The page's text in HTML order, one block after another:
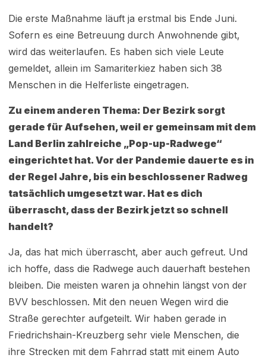
Die erste Maßnahme läuft ja erstmal bis Ende Juni.
Sofern es eine Betreuung durch Anwohnende gibt,
wird das weiterlaufen. Es haben sich viele Leute
gemeldet, allein im Samariterkiez haben sich 38
Menschen in die Helferliste eingetragen.
Zu einem anderen Thema: Der Bezirk sorgt
gerade für Aufsehen, weil er gemeinsam mit dem
Land Berlin zahlreiche „Pop-up-Radwege“
eingerichtet hat. Vor der Pandemie dauerte es in
der Regel Jahre, bis ein beschlossener Radweg
tatsächlich umgesetzt war. Hat es dich
überrascht, dass der Bezirk jetzt so schnell
handelt?
Ja, das hat mich überrascht, aber auch gefreut. Und
ich hoffe, dass die Radwege auch dauerhaft bestehen
bleiben. Die meisten waren ja ohnehin längst von der
BVV beschlossen. Mit den neuen Wegen wird die
Straße gerechter aufgeteilt. Wir haben gerade in
Friedrichshain-Kreuzberg sehr viele Menschen, die
ihre Strecken mit dem Fahrrad statt mit einem Auto